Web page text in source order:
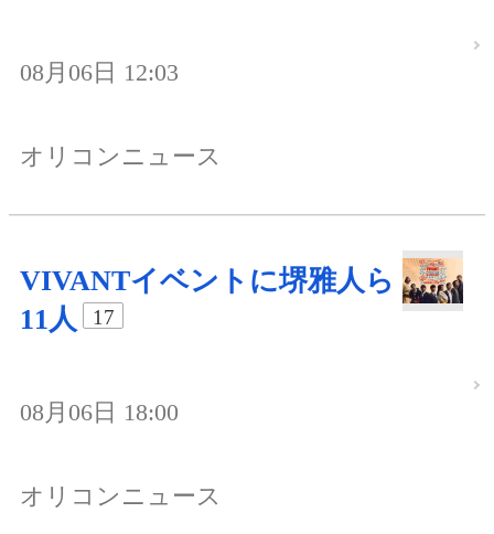
08月06日 12:03
オリコンニュース
VIVANTイベントに堺雅人ら
11人
17
08月06日 18:00
オリコンニュース